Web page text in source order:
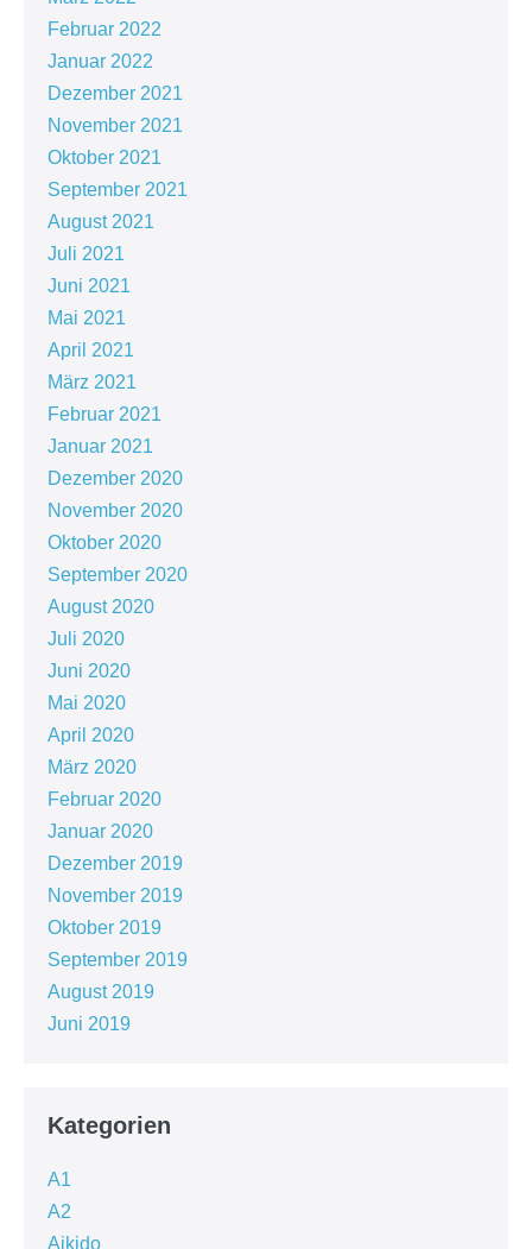
Februar 2022
Januar 2022
Dezember 2021
November 2021
Oktober 2021
September 2021
August 2021
Juli 2021
Juni 2021
Mai 2021
April 2021
März 2021
Februar 2021
Januar 2021
Dezember 2020
November 2020
Oktober 2020
September 2020
August 2020
Juli 2020
Juni 2020
Mai 2020
April 2020
März 2020
Februar 2020
Januar 2020
Dezember 2019
November 2019
Oktober 2019
September 2019
August 2019
Juni 2019
Kategorien
A1
A2
Aikido